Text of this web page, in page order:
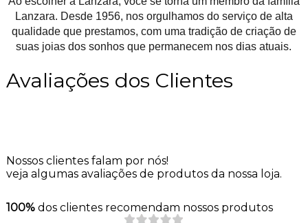
Lanzara. Desde 1956, nos orgulhamos do serviço de alta
qualidade que prestamos, com uma tradição de criação de
suas joias dos sonhos que permanecem nos dias atuais.
Avaliações dos Clientes
Nossos clientes falam por nós!
veja algumas avaliações de produtos da nossa loja.
100% dos clientes recomendam nossos produtos